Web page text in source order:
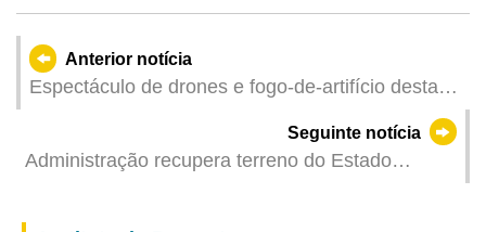
Anterior notícia
Espectáculo de drones e fogo-de-artifício desta
Seguinte notícia
Administração recupera terreno do Estado